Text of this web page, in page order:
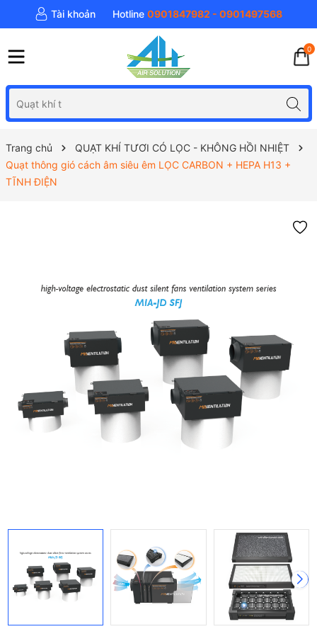
Tài khoản Hotline 0901847982 - 0901497568
0
Trang chủ
QUẠT KHÍ TƯƠI CÓ LỌC - KHÔNG HỒI NHIỆT
Quạt thông gió cách âm siêu êm LỌC CARBON + HEPA H13 +
TĨNH ĐIỆN